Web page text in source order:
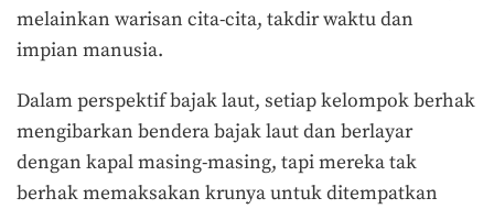
melainkan warisan cita-cita, takdir waktu dan
impian manusia.
Dalam perspektif bajak laut, setiap kelompok berhak
mengibarkan bendera bajak laut dan berlayar
dengan kapal masing-masing, tapi mereka tak
berhak memaksakan krunya untuk ditempatkan